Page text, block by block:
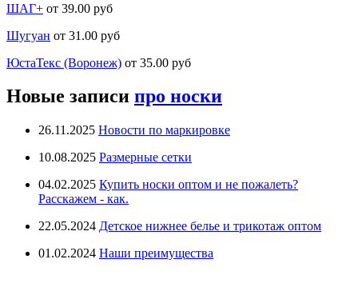
ШАГ+ от 39.00 руб
Шугуан от 31.00 руб
ЮстаТекс (Воронеж) от 35.00 руб
Новые записи про носки
26.11.2025 Новости по маркировке
10.08.2025 Размерные сетки
04.02.2025 Купить носки оптом и не пожалеть?
Расскажем - как.
22.05.2024 Детское нижнее белье и трикотаж оптом
01.02.2024 Наши преимущества